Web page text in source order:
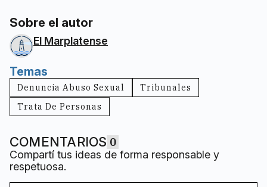
Sobre el autor
El Marplatense
Temas
Denuncia Abuso Sexual
Tribunales
Trata De Personas
COMENTARIOS 0
Compartí tus ideas de forma responsable y
respetuosa.